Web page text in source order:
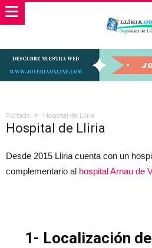
Portada Hospital de Lliria
Hospital de Lliria
Desde 2015 Lliria cuenta con un
complementario al hospital Arnau de
1- Localización